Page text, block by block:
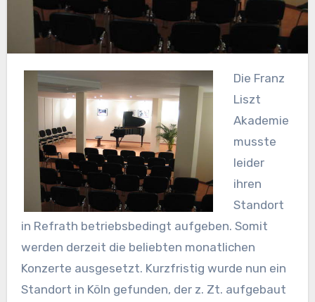
Die Franz
Liszt
Akademie
musste
leider
ihren
Standort
in Refrath betriebsbedingt aufgeben. Somit
werden derzeit die beliebten monatlichen
Konzerte ausgesetzt. Kurzfristig wurde nun ein
Standort in Köln gefunden, der z. Zt. aufgebaut